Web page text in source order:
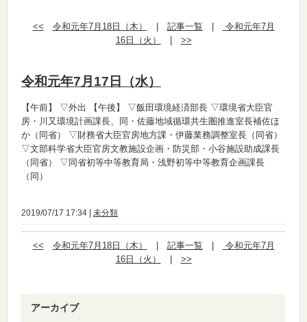
<< 令和元年7月18日（木） 記事一覧
令和元年7月
16日（火）
>>
令和元年7月17日（水）
【午前】 ▽外出 【午後】
▽飯田環境経済部長 ▽環境省大臣官
房・川又環境計画課長、同・佐藤地域循環共生圏推進室長補佐ほ
か（同省） ▽財務省大臣官房地方課・伊藤業務調整室長（同省）
▽文部科学省大臣官房文教施設企画・防災部・小谷施設助成課長
（同省） ▽同省初等中等教育局・浅野初等中等教育企画課長
（同）
2019/07/17 17:34 | 未分類
<< 令和元年7月18日（木） 記事一覧
令和元年7月
16日（火）
>>
アーカイブ